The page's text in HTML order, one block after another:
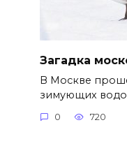
Загадка
В Москве
зимующих
0 720